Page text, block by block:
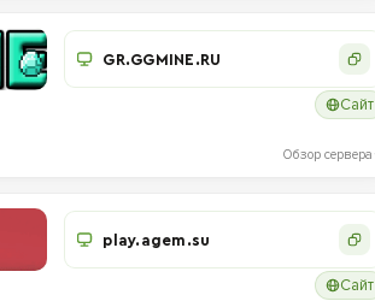
GR.GGMINE.RU
Сайт
Обзор сервера
play.agem.su
Сайт